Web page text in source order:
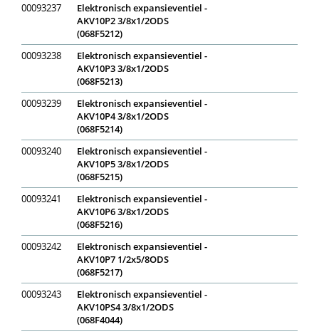
00093237
Elektronisch expansieventiel -
AKV10P2 3/8x1/2ODS
(068F5212)
00093238
Elektronisch expansieventiel -
AKV10P3 3/8x1/2ODS
(068F5213)
00093239
Elektronisch expansieventiel -
AKV10P4 3/8x1/2ODS
(068F5214)
00093240
Elektronisch expansieventiel -
AKV10P5 3/8x1/2ODS
(068F5215)
00093241
Elektronisch expansieventiel -
AKV10P6 3/8x1/2ODS
(068F5216)
00093242
Elektronisch expansieventiel -
AKV10P7 1/2x5/8ODS
(068F5217)
00093243
Elektronisch expansieventiel -
AKV10PS4 3/8x1/2ODS
(068F4044)